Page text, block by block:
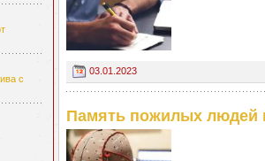
с
03.01.2023
Память пожилых людей